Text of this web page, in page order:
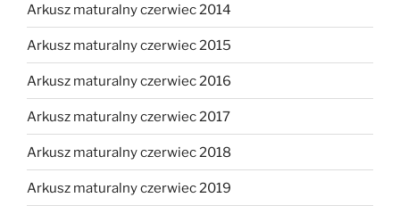
Arkusz maturalny czerwiec 2014
Arkusz maturalny czerwiec 2015
Arkusz maturalny czerwiec 2016
Arkusz maturalny czerwiec 2017
Arkusz maturalny czerwiec 2018
Arkusz maturalny czerwiec 2019